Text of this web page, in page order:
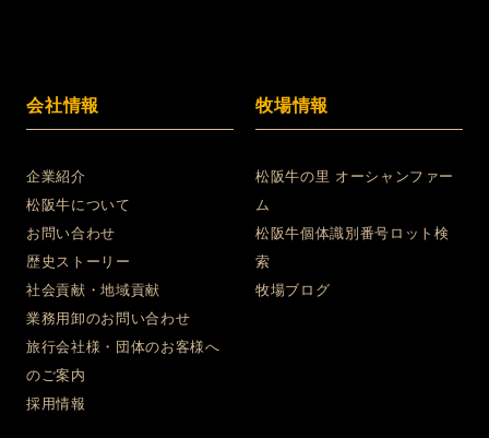
会社情報
企業紹介
松阪牛について
お問い合わせ
歴史ストーリー
社会貢献・地域貢献
業務用卸のお問い合わせ
旅行会社様・団体のお客様へ
のご案内
採用情報
牧場情報
松阪牛の里 オーシャンファー
ム
松阪牛個体識別番号ロット検
索
牧場ブログ